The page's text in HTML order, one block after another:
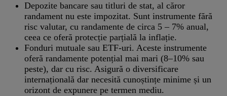
Depozite bancare sau titluri de stat, al căror
randament nu este impozitat. Sunt instrumente fără
risc valutar, cu randamente de circa 5 – 7% anual,
ceea ce oferă protecție parțială la inflație.
Fonduri mutuale sau ETF-uri. Aceste instrumente
oferă randamente potențial mai mari (8–10% sau
peste), dar cu risc. Asigură o diversificare
internațională dar necesită cunoștințe minime și un
orizont de expunere pe termen mediu.